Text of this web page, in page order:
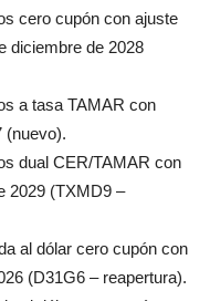
cero cupón con ajuste
diciembre de 2028
a tasa TAMAR con
(nuevo).
dual CER/TAMAR con
2029 (TXMD9 –
al dólar cero cupón con
(D31G6 – reapertura).